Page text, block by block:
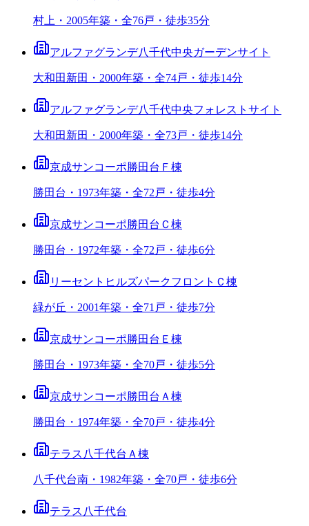
村上・2005年築・全76戸・徒歩35分
アルファグランデ八千代中央ガーデンサイト
大和田新田・2000年築・全74戸・徒歩14分
アルファグランデ八千代中央フォレストサイト
大和田新田・2000年築・全73戸・徒歩14分
京成サンコーポ勝田台Ｆ棟
勝田台・1973年築・全72戸・徒歩4分
京成サンコーポ勝田台Ｃ棟
勝田台・1972年築・全72戸・徒歩6分
リーセントヒルズパークフロントＣ棟
緑が丘・2001年築・全71戸・徒歩7分
京成サンコーポ勝田台Ｅ棟
勝田台・1973年築・全70戸・徒歩5分
京成サンコーポ勝田台Ａ棟
勝田台・1974年築・全70戸・徒歩4分
テラス八千代台Ａ棟
八千代台南・1982年築・全70戸・徒歩6分
テラス八千代台